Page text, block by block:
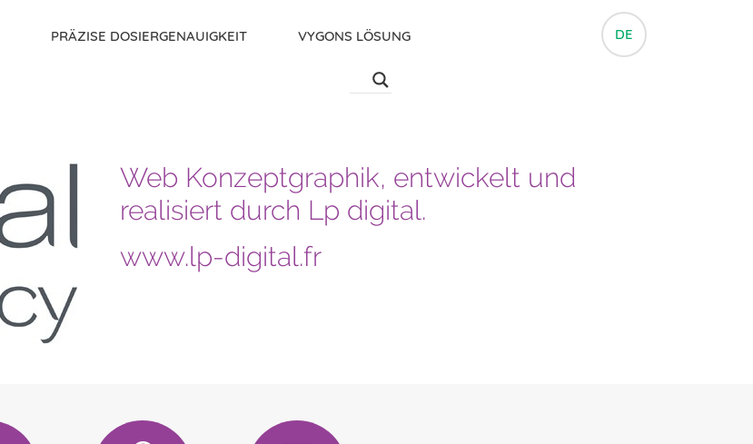
PRÄZISE DOSIERGENAUIGKEIT VYGONS LÖSUNG DE
Web Konzeptgraphik, entwickelt und
realisiert durch Lp digital.
www.lp-digital.fr